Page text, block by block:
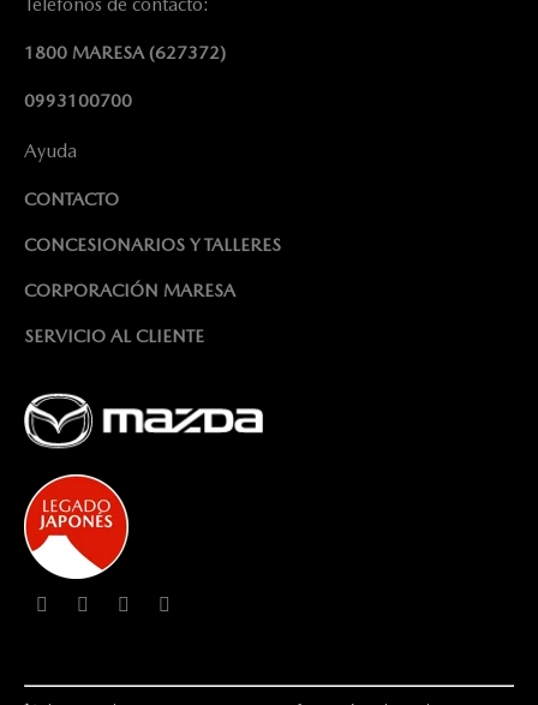
1800 MARESA(627372)
0993100700
Ayuda
CONTACTO
CONCESIONARIOS Y TALLERES
CORPORACIÓN MARESA
SERVICIO AL CLIENTE